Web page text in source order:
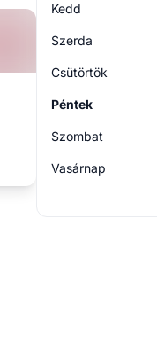
Kedd
Szerda
Csütörtök
Péntek
Szombat
Vasárnap